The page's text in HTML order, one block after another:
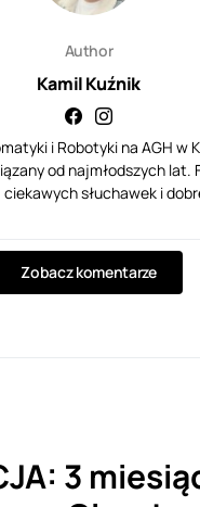
Author
Kamil Kuźnik
i Robotyki na AGH w
od najmłodszych lat.
słuchawek i
Zobacz komentarze
3